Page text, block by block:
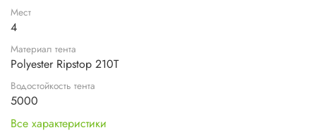
Мест
4
Материал тента
Polyester Ripstop 210T
Водостойкость тента
5000
Все характеристики